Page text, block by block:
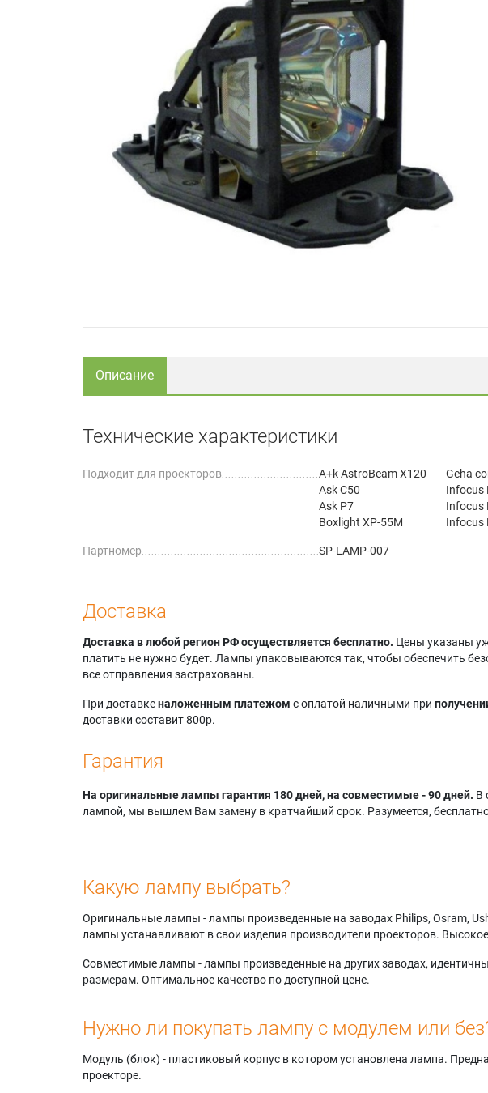
Описание
Технические характеристики
Подходит для проекторов
A+k AstroBeam X120
Ask C50
Ask P7
Boxlight XP-55M
Geha
Infocus
Infocus
Infocus
Партномер SP-LAMP-007
Доставка
Доставка в любой регион РФ осуществляется бесплатно. Цены указаны
платить не нужно будет. Лампы упаковываются так, чтобы обеспечить
все отправления застрахованы.
При доставкеналоженным платежом с оплатой наличными при
доставки составит 800р.
Гарантия
На оригинальные лампы гарантия 180 дней, на совместимые - 90 дней. В
лампой, мы вышлем Вам замену в кратчайший срок. Разумеется,
Какую лампу выбрать?
Оригинальные лампы - лампы произведенные на заводах Philips, Osram,
лампы устанавливают в свои изделия производители проекторов.
Совместимые лампы - лампы произведенные на других заводах,
размерам. Оптимальное качество по доступной цене.
Нужно ли покупать лампу с модулем или
Модуль (блок) - пластиковый корпус в котором установлена лампа.
проекторе.